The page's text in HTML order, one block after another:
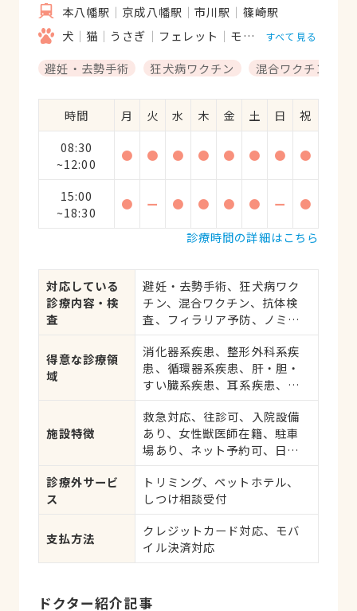
本八幡駅
京成八幡駅 市川駅
篠崎駅
犬
猫 うさぎ フェレット モルモット ハムスタ
すべて見る
避妊・去勢手術 狂犬病ワクチン 混合ワクチン
時間 月 火 水 木 金 土 日
祝
08:30
~12:00
● ● ● ● ● ● ● ●
15:00
~18:30
● ー ● ● ● ● ー
●
診療時間の詳細はこちら
対応している
診療内容・検
査
避妊・去勢手術、狂犬病ワク
チン、混合ワクチン、抗体検
査、フィラリア予防、ノミ・
応、健康診断、各種検査、外
科手術
得意な診療領
域
消化器系疾患、整形外科系疾
患、循環器系疾患、肝・胆・
すい臓系疾患、耳系疾患、皮
腎・泌尿器系疾患、生殖器系
疾患、腫瘍・がん、アレルギ
ー、歯と口腔系疾患
施設特徴
救急対応、往診可、入院設備
あり、女性獣医師在籍、駐車
場あり、ネット予約可、日曜
診療外サービ
ス
トリミング、ペットホテル、
しつけ相談受付
支払方法
クレジットカード対応、モバ
イル決済対応
ドクター紹介記事